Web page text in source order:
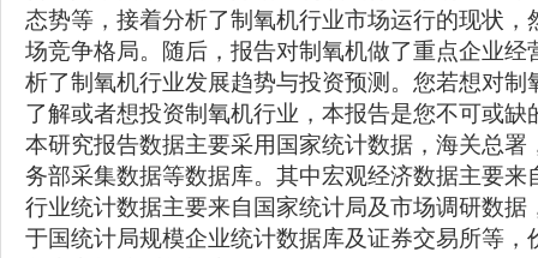
态势等，接着分析了制氧机行业市场运行的现状，
场竞争格局。随后，报告对制氧机做了重点企业经
析了制氧机行业发展趋势与投资预测。您若想对制
了解或者想投资制氧机行业，本报告是您不可或缺
本研究报告数据主要采用国家统计数据，海关总署
务部采集数据等数据库。其中宏观经济数据主要来
行业统计数据主要来自国家统计局及市场调研数据
于国统计局规模企业统计数据库及证券交易所等，